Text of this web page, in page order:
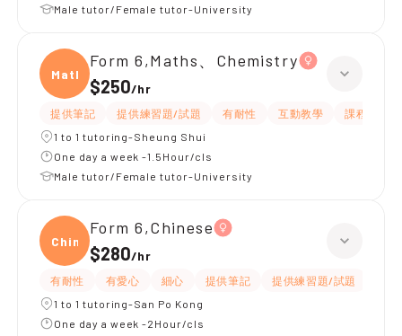
Male tutor/Female tutor-University
Maths
Form 6,Maths、Chemistry
$250/hr
提供筆記 提供練習題/試題 有耐性 互動教學
課程設計
1 to 1 tutoring-Sheung Shui
One day a week -1.5Hour/cls
Male tutor/Female tutor-University
Chine
Form 6,Chinese
$280/hr
有耐性 有愛心 細心 提供筆記 提供練習題/試題
1 to 1 tutoring-San Po Kong
One day a week -2Hour/cls